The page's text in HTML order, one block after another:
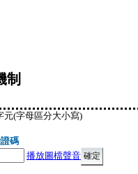
制
元(字母區分大小寫)
碼
播放圖檔聲音